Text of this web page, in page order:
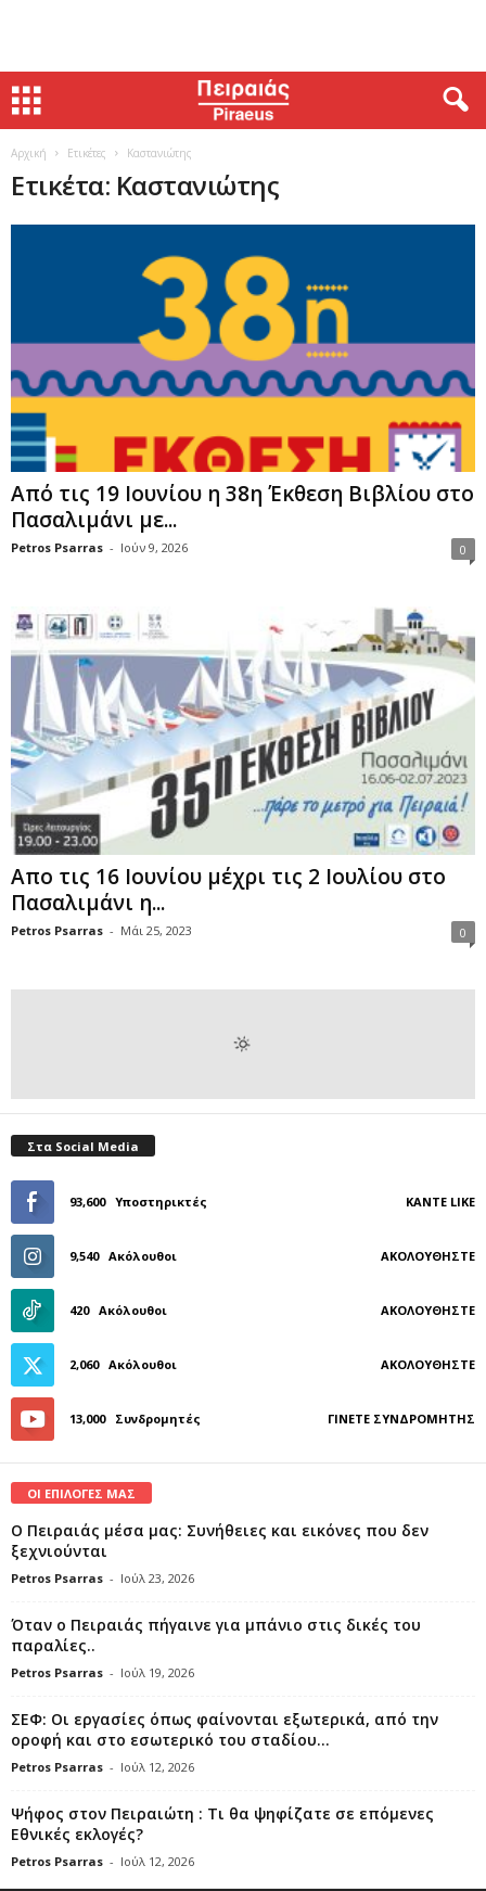
Αρχική Ετικέτες Καστανιώτης
Ετικέτα: Καστανιώτης
Από τις 19 Ιουνίου η 38η Έκθεση Βιβλίου στο
Πασαλιμάνι με...
Petros Psarras - Ιούν 9, 2026 0
Απο τις 16 Ιουνίου μέχρι τις 2 Ιουλίου στο
Πασαλιμάνι η...
Petros Psarras - Μάι 25, 2023 0
Στα Social Media
93,600 Υποστηρικτές ΚΆΝΤΕ LIKE
9,540 Ακόλουθοι ΑΚΟΛΟΥΘΉΣΤΕ
420 Ακόλουθοι ΑΚΟΛΟΥΘΉΣΤΕ
2,060 Ακόλουθοι ΑΚΟΛΟΥΘΉΣΤΕ
13,000 Συνδρομητές ΓΊΝΕΤΕ ΣΥΝΔΡΟΜΗΤΉΣ
ΟΙ ΕΠΙΛΟΓΕΣ ΜΑΣ
Ο Πειραιάς μέσα μας: Συνήθειες και εικόνες που δεν
ξεχνιούνται
Petros Psarras - Ιούλ 23, 2026
Όταν ο Πειραιάς πήγαινε για μπάνιο στις δικές του
παραλίες..
Petros Psarras - Ιούλ 19, 2026
ΣΕΦ: Οι εργασίες όπως φαίνονται εξωτερικά, από την
οροφή και στο εσωτερικό του σταδίου...
Petros Psarras - Ιούλ 12, 2026
Ψήφος στον Πειραιώτη : Τι θα ψηφίζατε σε επόμενες
Εθνικές εκλογές?
Petros Psarras - Ιούλ 12, 2026